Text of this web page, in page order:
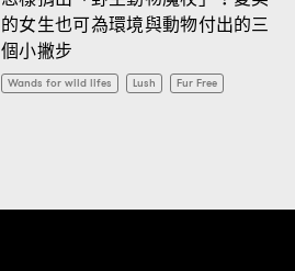
的女生也可為環境與動物付出的三
個小撇步
Wands for wild lifes Lush Fur Free